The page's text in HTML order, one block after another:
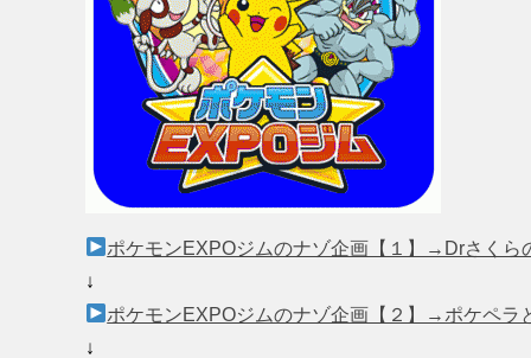
ポケモンEXPOジムのナゾ企画【１】→Drさくら
↓
ポケモンEXPOジムのナゾ企画【２】→ポケペラ
↓